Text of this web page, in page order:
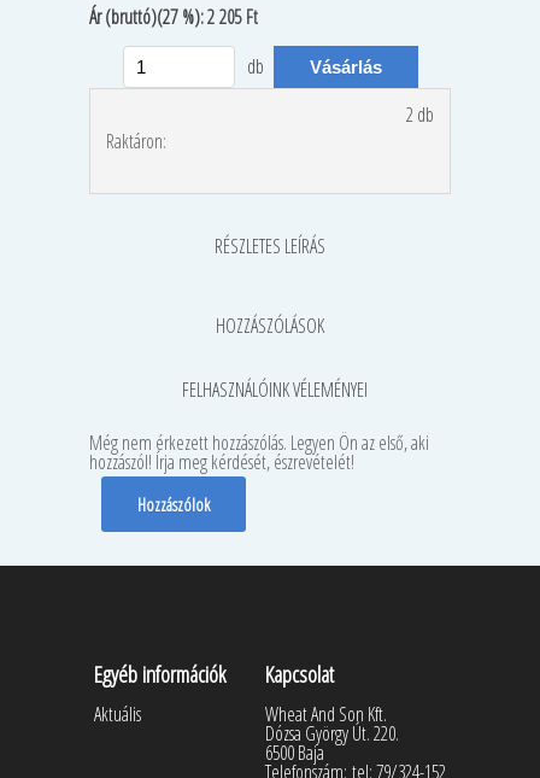
Ár(bruttó)(27 %):2 205 Ft
db
Raktáron:
2 db
RÉSZLETES LEÍRÁS
HOZZÁSZÓLÁSOK
FELHASZNÁLÓINK VÉLEMÉNYEI
Még nem érkezett hozzászólás. Legyen Ön az első, aki
hozzászól! Írja meg kérdését, észrevételét!
Hozzászólok
Egyéb információk
Aktuális
Kapcsolat
Wheat And Son Kft.
Dózsa György Út. 220.
6500 Baja
Telefonszám: tel: 79/324-152